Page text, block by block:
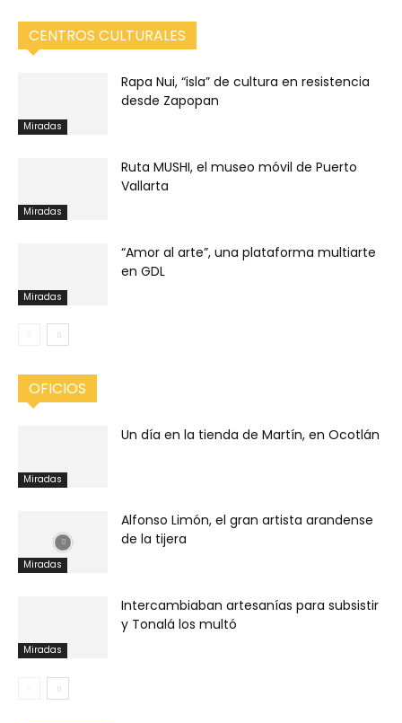
CENTROS CULTURALES
Miradas
Rapa Nui, “isla” de cultura en resistencia
desde Zapopan
Miradas
Ruta MUSHI, el museo móvil de Puerto
Vallarta
Miradas
“Amor al arte”, una plataforma multiarte
en GDL
OFICIOS
Miradas
Un día en la tienda de Martín, en Ocotlán
Miradas
Alfonso Limón, el gran artista arandense
de la tijera
Miradas
Intercambiaban artesanías para subsistir
y Tonalá los multó